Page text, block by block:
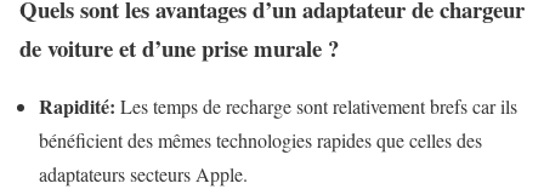
Quels sont les avantages d’un adaptateur de chargeur
de voiture et d’une prise murale ?
Rapidité: Les temps de recharge sont relativement brefs car ils
bénéficient des mêmes technologies rapides que celles des
adaptateurs secteurs Apple.